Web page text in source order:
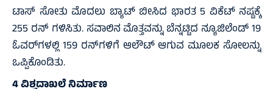
ಟಾಸ್‌ ಸೋತು ಮೊದಲು ಬ್ಯಾಟ್‌ ಬೀಸಿದ ಭಾರತ 5 ವಿಕೆಟ್‌ ನಷ್ಟಕ್ಕೆ
255 ರನ್‌ ಗಳಿಸಿತು. ಸವಾಲಿನ ಮೊತ್ತವನ್ನು ಬೆನ್ನಟ್ಟಿದ ನ್ಯೂಜಿಲೆಂಡ್‌ 19
ಓವರ್‌ಗಳಲ್ಲಿ 159 ರನ್‌ಗಳಿಗೆ ಆಲೌಟ್‌ ಆಗುವ ಮೂಲಕ ಸೋಲನ್ನು
ಒಪ್ಪಿಕೊಂಡಿತು.
4 ವಿಶ್ವದಾಖಲೆ ನಿರ್ಮಾಣ